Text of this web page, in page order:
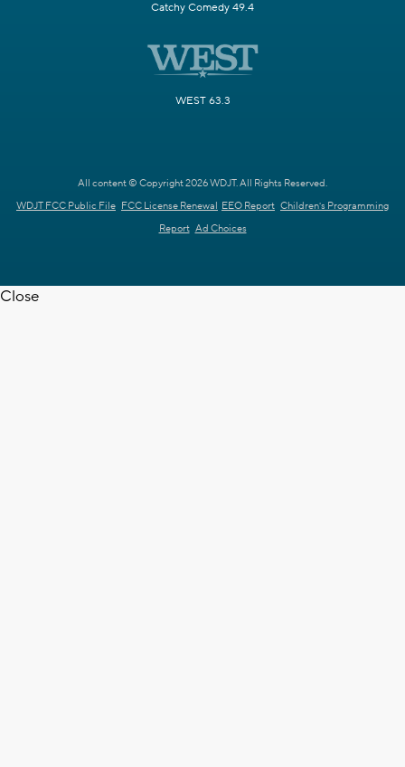
Catchy Comedy 49.4
WEST 63.3
All content © Copyright 2026 WDJT. All Rights Reserved.
WDJT FCC Public File FCC License Renewal EEO Report Children's Programming
Report Ad Choices
Close